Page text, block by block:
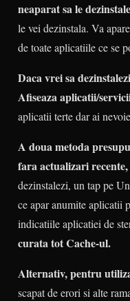
neaparat sa le
le vei dezinstala. Va
de toate aplicatiile ce se
Daca vrei sa
Afiseaza aplicatii/
aplicatii terte dar ai
A doua metoda
fara actualizari
dezinstalezi, un tap pe
ce apar anumite aplicatii
indicatiile aplicatiei de
curata tot Cache-ul.
Alternativ, pentru
scapat de erori si alte